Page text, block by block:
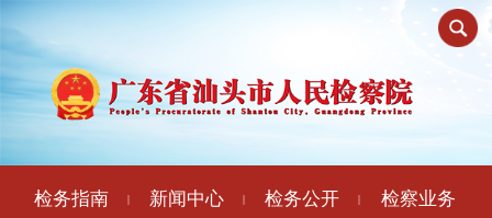
检务指南 新闻中心 检务公开
检察业务